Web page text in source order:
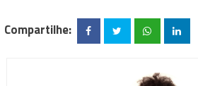
Compartilhe: